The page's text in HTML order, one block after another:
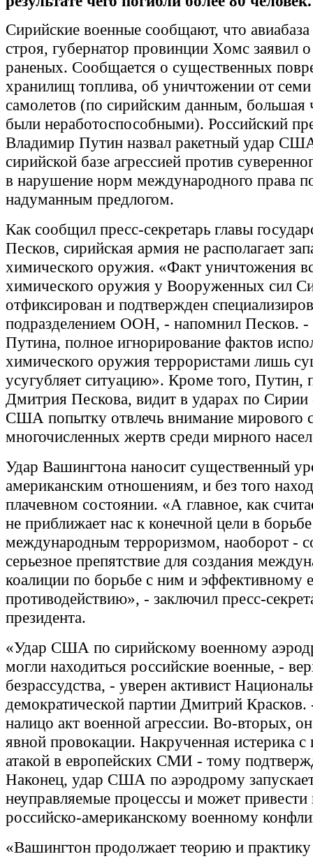
Сирийские военные сообщают, что авиабаза
строя, губернатор провинции Хомс заявил
раненых. Сообщается о существенных
хранилищ топлива, об уничтожении от
самолетов (по сирийским данным, большая
были неработоспособными). Российский
Владимир Путин назвал ракетный удар
сирийской базе агрессией против
в нарушение норм международного права
надуманным предлогом.
Как сообщил пресс-секретарь главы
Песков, сирийская армия не располагает
химического оружия. «Факт уничтожения
химического оружия у Вооруженных сил
отфиксирован и подтвержден
подразделением ООН, - напомнил Песков.
Путина, полное игнорирование фактов
химического оружия террористами лишь
усугубляет ситуацию». Кроме того, Путин,
Дмитрия Пескова, видит в ударах по Сирии
США попытку отвлечь внимание мирового
многочисленных жертв среди мирного
Удар Вашингтона наносит существенный
американским отношениям, и без того
плачевном состоянии. «А главное, как
не приближает нас к конечной цели в
международным терроризмом, наоборот -
серьезное препятствие для создания
коалиции по борьбе с ним и эффективному
противодействию», - заключил пресс-
президента.
«Удар США по сирийскому военному
могли находиться российские военные, -
безрассудства, - уверен активист
демократической партии Дмитрий
налицо акт военной агрессии. Во-вторых,
явной провокации. Накрученная истерика с
атакой в европейских СМИ - тому
Наконец, удар США по аэродрому
неуправляемые процессы и может привести
российско-американскому военному
«Вашингтон продолжает теорию и практику